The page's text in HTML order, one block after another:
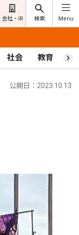
会社・IR 検索 Menu
社会 教育 ス
公開日：2023.10.13